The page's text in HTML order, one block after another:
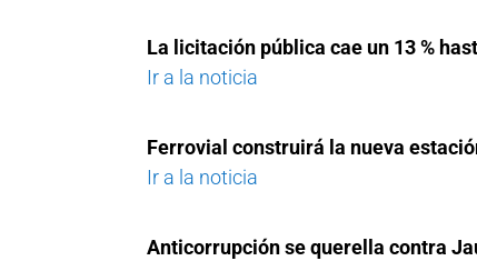
La licitación pública cae un 13 %
Ir a la noticia
Ferrovial construirá la nueva
Ir a la noticia
Anticorrupción se querella contra